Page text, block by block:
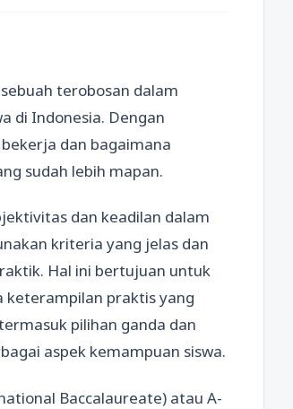
terobosan dalam
di Indonesia. Dengan
dan bagaimana
sudah lebih mapan.
dan keadilan dalam
kriteria yang jelas dan
Hal ini bertujuan untuk
keterampilan praktis yang
pilihan ganda dan
aspek kemampuan siswa.
Baccalaureate) atau A-